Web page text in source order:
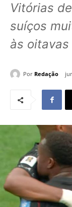
Vitórias
suíços
às
Por Redação